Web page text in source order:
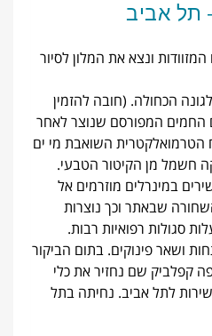
תל אביב
ונצא את המלון לסיור
הכחולה. (חובה להזמין
המפורסם שנוצר לאחר
השואבת מי ים
חשמל מן הקיטור הטבעי.
במינרלים מוזרמים אל
שבאתר וכך נוצרות
סגולות רפואיות רבות.
ושאר פינוקים. בתום הביקור
קפלביק שם נחזיר את כלי
לתל אביב. נחיתה בתל